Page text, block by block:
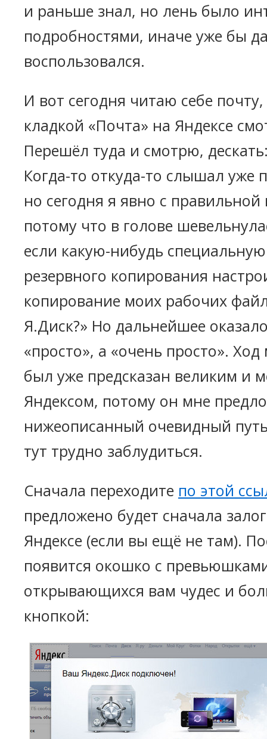
и раньше знал, но лень было
подробностями, иначе уже бы
воспользовался.
И вот сегодня читаю себе
кладкой «Почта» на Яндексе
Перешёл туда и смотрю,
Когда-то откуда-то слышал уже
но сегодня я явно с правильной
потому что в голове
если какую-нибудь
резервного копирования
копирование моих рабочих
Я.Диск?» Но дальнейшее
«просто», а «очень просто».
был уже предсказан великим и
Яндексом, потому он мне
нижеописанный очевидный
тут трудно заблудиться.
Сначала переходите по этой
предложено будет сначала
Яндексе (если вы ещё не там).
появится окошко с
открывающихся вам чудес и
кнопкой: